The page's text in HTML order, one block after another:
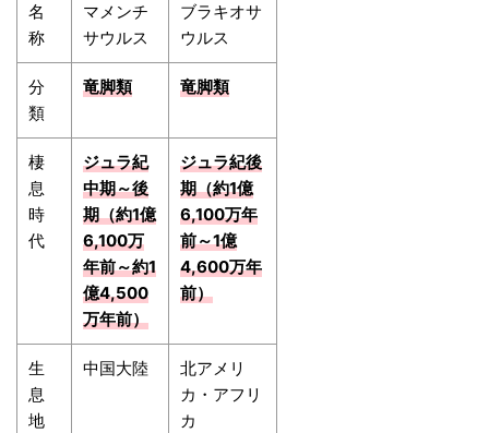
名
称
マメンチ
サウルス
ブラキオサ
ウルス
分
類
竜脚類 竜脚類
棲
息
時
代
ジュラ紀
中期～後
期（約1億
6,100万
年前～約1
億4,500
万年前）
ジュラ紀後
期（約1億
6,100万年
前～1億
4,600万年
前）
生
息
地
中国大陸
北アメリ
カ・アフリ
カ